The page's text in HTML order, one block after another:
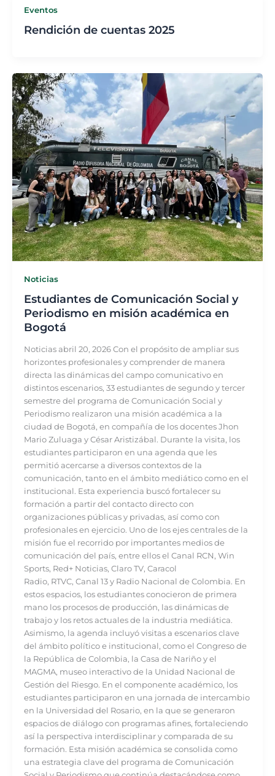
Eventos
Rendición de cuentas 2025
Noticias
Estudiantes de Comunicación Social y
Periodismo en misión académica en
Bogotá
Noticias abril 20, 2026 Con el propósito de ampliar sus
horizontes profesionales y comprender de manera
directa las dinámicas del campo comunicativo en
distintos escenarios, 33 estudiantes de segundo y tercer
semestre del programa de Comunicación Social y
Periodismo realizaron una misión académica a la
ciudad de Bogotá, en compañía de los docentes Jhon
Mario Zuluaga y César Aristizábal. Durante la visita, los
estudiantes participaron en una agenda que les
permitió acercarse a diversos contextos de la
comunicación, tanto en el ámbito mediático como en el
institucional. Esta experiencia buscó fortalecer su
formación a partir del contacto directo con
organizaciones públicas y privadas, así como con
profesionales en ejercicio. Uno de los ejes centrales de la
misión fue el recorrido por importantes medios de
comunicación del país, entre ellos el Canal RCN, Win
Sports, Red+ Noticias, Claro TV, Caracol
Radio, RTVC, Canal 13 y Radio Nacional de Colombia. En
estos espacios, los estudiantes conocieron de primera
mano los procesos de producción, las dinámicas de
trabajo y los retos actuales de la industria mediática.
Asimismo, la agenda incluyó visitas a escenarios clave
del ámbito político e institucional, como el Congreso de
la República de Colombia, la Casa de Nariño y el
MAGMA, museo interactivo de la Unidad Nacional de
Gestión del Riesgo. En el componente académico, los
estudiantes participaron en una jornada de intercambio
en la Universidad del Rosario, en la que se generaron
espacios de diálogo con programas afines, fortaleciendo
así la perspectiva interdisciplinar y comparada de su
formación. Esta misión académica se consolida como
una estrategia clave del programa de Comunicación